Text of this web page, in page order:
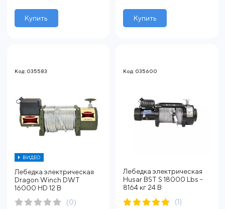
Купить Купить
Код: 035583
ВИДЕО
Лебедка электрическая
Dragon Winch DWT
16000 HD 12 В
(0)
Код: 035600
Лебедка электрическая
Husar BST S 18000 Lbs -
8164 кг 24 В
(1)